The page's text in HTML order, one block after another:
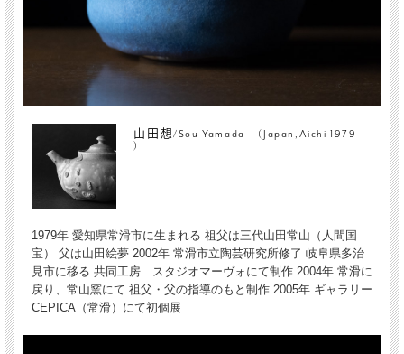
山田想/Sou Yamada (Japan,Aichi 1979 -
)
1979年 愛知県常滑市に生まれる 祖父は三代山田常山（人間国
宝） 父は山田絵夢 2002年 常滑市立陶芸研究所修了 岐阜県多治
見市に移る 共同工房 スタジオマーヴォにて制作 2004年 常滑に
戻り、常山窯にて 祖父・父の指導のもと制作 2005年 ギャラリー
CEPICA（常滑）にて初個展